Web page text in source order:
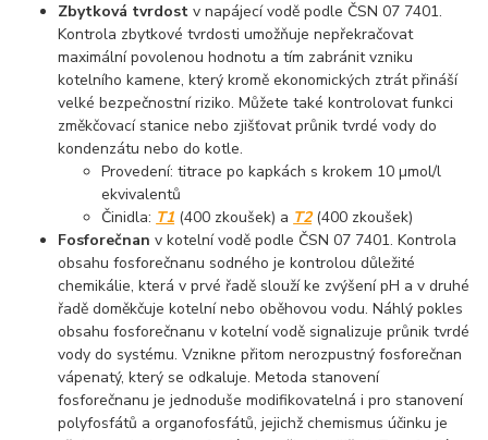
Zbytková tvrdost v napájecí vodě podle ČSN 07 7401.
Kontrola zbytkové tvrdosti umožňuje nepřekračovat
maximální povolenou hodnotu a tím zabránit vzniku
kotelního kamene, který kromě ekonomických ztrát přináší
velké bezpečnostní riziko. Můžete také kontrolovat funkci
změkčovací stanice nebo zjišťovat průnik tvrdé vody do
kondenzátu nebo do kotle.
Provedení: titrace po kapkách s krokem 10 µmol/l
ekvivalentů
Činidla: T1 (400 zkoušek) a T2(400 zkoušek)
Fosforečnan v kotelní vodě podle ČSN 07 7401. Kontrola
obsahu fosforečnanu sodného je kontrolou důležité
chemikálie, která v prvé řadě slouží ke zvýšení pH a v druhé
řadě doměkčuje kotelní nebo oběhovou vodu. Náhlý pokles
obsahu fosforečnanu v kotelní vodě signalizuje průnik tvrdé
vody do systému. Vznikne přitom nerozpustný fosforečnan
vápenatý, který se odkaluje. Metoda stanovení
fosforečnanu je jednoduše modifikovatelná i pro stanovení
polyfosfátů a organofosfátů, jejichž chemismus účinku je